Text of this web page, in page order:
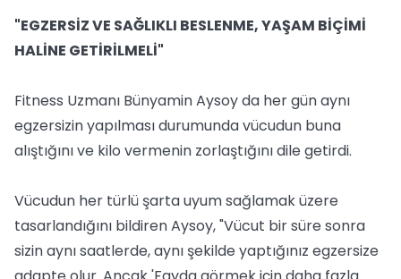
"EGZERSİZ VE SAĞLIKLI BESLENME, YAŞAM BİÇİMİ
HALİNE GETİRİLMELİ"
Fitness Uzmanı Bünyamin Aysoy da her gün aynı
egzersizin yapılması durumunda vücudun buna
alıştığını ve kilo vermenin zorlaştığını dile getirdi.
Vücudun her türlü şarta uyum sağlamak üzere
tasarlandığını bildiren Aysoy, "Vücut bir süre sonra
sizin aynı saatlerde, aynı şekilde yaptığınız egzersize